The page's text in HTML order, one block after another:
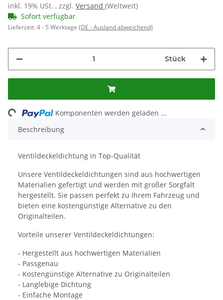
inkl. 19% USt. , zzgl. Versand (Weltweit)
Sofort verfügbar
Lieferzeit:4 - 5 Werktage (DE - Ausland abweichend)
Stück
Komponenten werden geladen ...
Beschreibung
Ventildeckeldichtung in Top-Qualität
Unsere Ventildeckeldichtungen sind aus hochwertigen
Materialien gefertigt und werden mit großer Sorgfalt
hergestellt. Sie passen perfekt zu Ihrem Fahrzeug und
bieten eine kostengünstige Alternative zu den
Originalteilen.
Vorteile unserer Ventildeckeldichtungen:
- Hergestellt aus hochwertigen Materialien
- Passgenau
- Kostengünstige Alternative zu Originalteilen
- Langlebige Dichtung
- Einfache Montage